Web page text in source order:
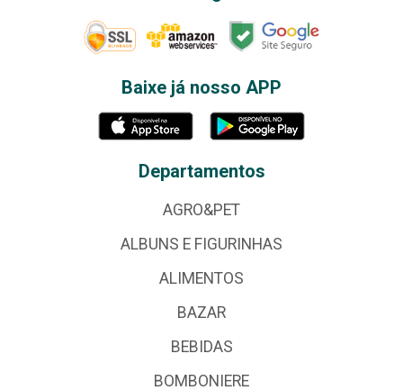
Baixe já nosso APP
Departamentos
AGRO&PET
ALBUNS E FIGURINHAS
ALIMENTOS
BAZAR
BEBIDAS
BOMBONIERE